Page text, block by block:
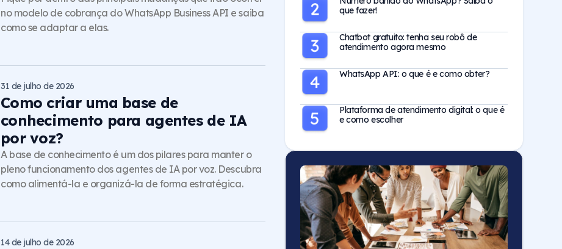
no modelo de cobrança do WhatsApp Business API e saiba
como se adaptar a elas.
Como criar uma base de
conhecimento para agentes de IA
por voz?
31 de julho de 2026
A base de conhecimento é um dos pilares para manter o
pleno funcionamento dos agentes de IA por voz. Descubra
como alimentá-la e organizá-la de forma estratégica.
14 de julho de 2026
que fazer!
Chatbot gratuito: tenha seu robô de
atendimento agora mesmo
WhatsApp API: o que é e como obter?
Plataforma de atendimento digital: o que é
e como escolher